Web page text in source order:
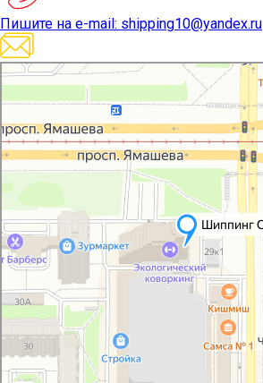
Пишите на e-mail: shipping10@yandex.ru